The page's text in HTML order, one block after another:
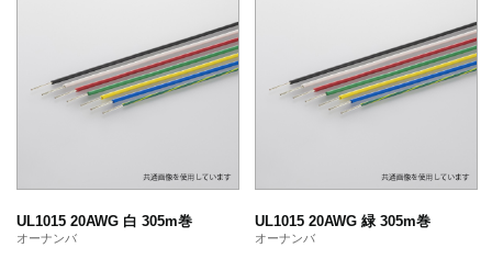
UL1015 20AWG 白 305m巻
オーナンバ
UL1015 20AWG 緑 305m巻
オーナンバ